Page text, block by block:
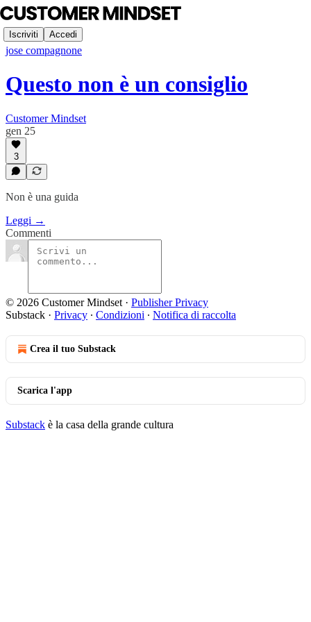
Iscriviti Accedi
jose compagnone
Questo non è un consiglio
Customer Mindset
gen 25
3
Non è una guida
Leggi →
Commenti
© 2026 Customer Mindset · Publisher Privacy
Substack · Privacy ∙ Condizioni ∙ Notifica di raccolta
Crea il tuo Substack
Scarica l'app
Substack è la casa della grande cultura